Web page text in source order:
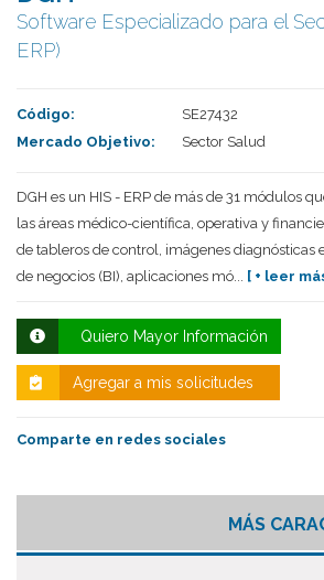
Enviar
Software Especializado para el
ERP)
Código:
SE27432
Mercado Objetivo:
Sector Salud
DGH es un HIS - ERP de más de 31 módulos
las áreas médico-científica, operativa y
de tableros de control, imágenes diagnósticas
de negocios (BI), aplicaciones mó... [ + leer
Quiero Mayor Información
Agregar a mis solicitudes
Comparte en redes sociales
MÁS